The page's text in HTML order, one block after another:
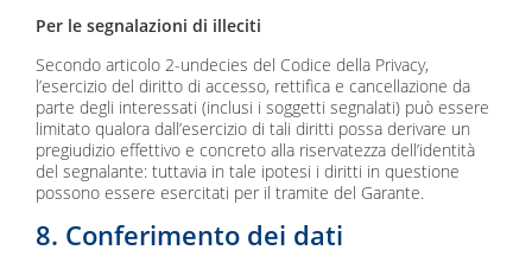
Per le segnalazioni di illeciti
Secondo articolo 2-undecies del Codice della Privacy,
l’esercizio del diritto di accesso, rettifica e cancellazione da
parte degli interessati (inclusi i soggetti segnalati) può essere
limitato qualora dall’esercizio di tali diritti possa derivare un
pregiudizio effettivo e concreto alla riservatezza dell’identità
del segnalante: tuttavia in tale ipotesi i diritti in questione
possono essere esercitati per il tramite del Garante.
8. Conferimento dei dati